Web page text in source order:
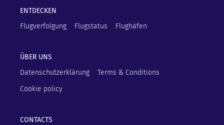
ENTDECKEN
Flugverfolgung
Flugstatus Flughäfen
ÜBER UNS
Datenschutzerklärung
Terms & Conditions
Cookie policy
CONTACTS